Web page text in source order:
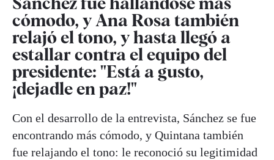
cómodo, y Ana Rosa también
relajó el tono, y hasta llegó a
estallar contra el equipo del
presidente: "Está a gusto,
¡dejadle en paz!"
Con el desarrollo de la entrevista, Sánchez se fue
encontrando más cómodo, y Quintana también
fue relajando el tono: le reconoció su legitimidad